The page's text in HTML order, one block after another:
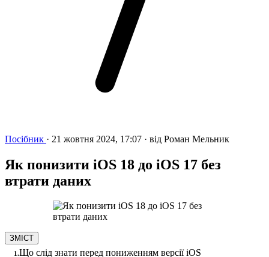
Посібник · 21 жовтня 2024, 17:07 · від Роман Мельник
Як понизити iOS 18 до iOS 17 без
втрати даних
ЗМІСТ
Що слід знати перед пониженням версії iOS